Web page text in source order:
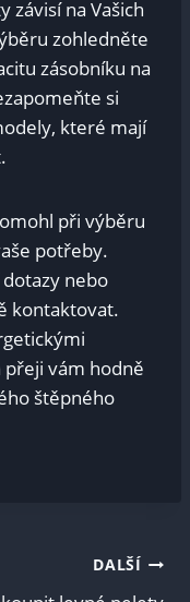
závisí na Vašich
zohledněte
zásobníku na
si
které mají
při výběru
potřeby.
nebo
kontaktovat.
vám hodně
štěpného
DALŠÍ